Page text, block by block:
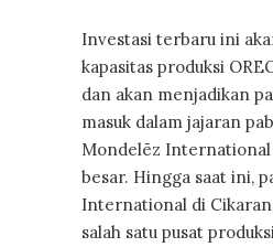
Investasi terbaru ini
kapasitas produksi
dan akan menjadikan
masuk dalam jajaran
Mondelēz International
besar. Hingga saat ini,
International di
salah satu pusat